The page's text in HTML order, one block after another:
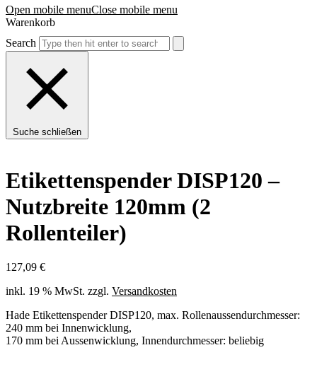
Open mobile menuClose mobile menu
Warenkorb
Search
Suche schließen
Etikettenspender DISP120 –
Nutzbreite 120mm (2
Rollenteiler)
127,09 €
inkl. 19 % MwSt. zzgl. Versandkosten
Hade Etikettenspender DISP120, max. Rollenaussendurchmesser:
240 mm bei Innenwicklung,
170 mm bei Aussenwicklung, Innendurchmesser: beliebig